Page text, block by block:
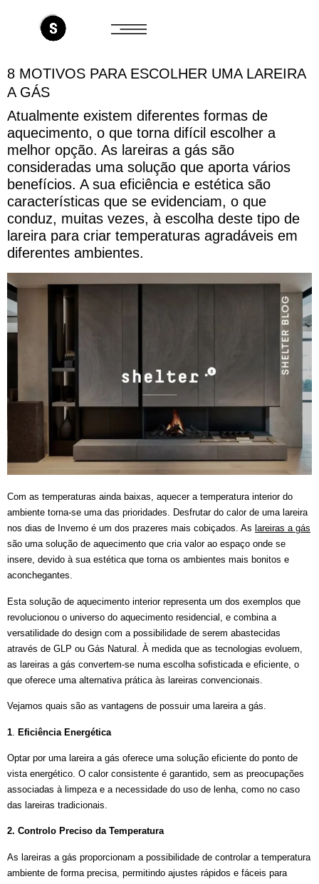
8 MOTIVOS PARA ESCOLHER UMA LAREIRA
A GÁS
Atualmente existem diferentes formas de
aquecimento, o que torna difícil escolher a
melhor opção. As lareiras a gás são
consideradas uma solução que aporta vários
benefícios. A sua eficiência e estética são
características que se evidenciam, o que
conduz, muitas vezes, à escolha deste tipo de
lareira para criar temperaturas agradáveis em
diferentes ambientes.
Com as temperaturas ainda baixas, aquecer a temperatura interior do
ambiente torna-se uma das prioridades. Desfrutar do calor de uma lareira
nos dias de Inverno é um dos prazeres mais cobiçados. As lareiras a gás
são uma solução de aquecimento que cria valor ao espaço onde se
insere, devido à sua estética que torna os ambientes mais bonitos e
aconchegantes.
Esta solução de aquecimento interior representa um dos exemplos que
revolucionou o universo do aquecimento residencial, e combina a
versatilidade do design com a possibilidade de serem abastecidas
através de GLP ou Gás Natural. À medida que as tecnologias evoluem,
as lareiras a gás convertem-se numa escolha sofisticada e eficiente, o
que oferece uma alternativa prática às lareiras convencionais.
Vejamos quais são as vantagens de possuir uma lareira a gás.
1 Eficiência Energética
Optar por uma lareira a gás oferece uma solução eficiente do ponto de
vista energético. O calor consistente é garantido, sem as preocupações
associadas à limpeza e a necessidade do uso de lenha, como no caso
das lareiras tradicionais.
2. Controlo Preciso da Temperatura
As lareiras a gás proporcionam a possibilidade de controlar a temperatura
ambiente de forma precisa, permitindo ajustes rápidos e fáceis para